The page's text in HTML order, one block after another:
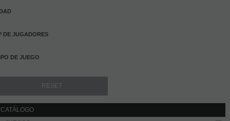
DE JUGADORES
DE JUEGO
CATÁLOGO